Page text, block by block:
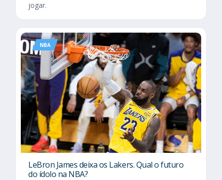
jogar.
NBA
LeBron James deixa os Lakers. Qual o futuro
do ídolo na NBA?